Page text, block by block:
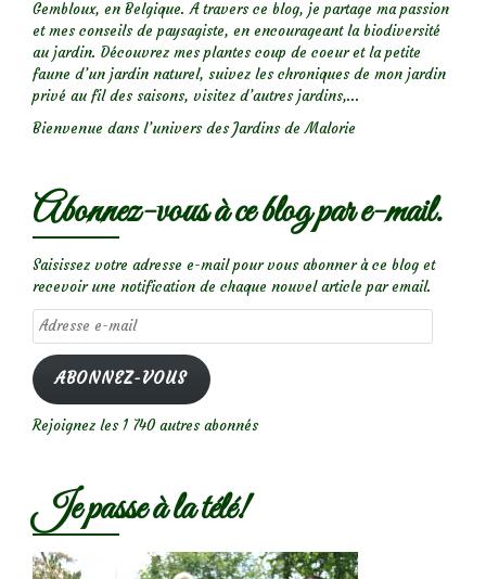
Gembloux, en Belgique. A travers ce blog, je partage ma passion
et mes conseils de paysagiste, en encourageant la biodiversité
au jardin. Découvrez mes plantes coup de coeur et la petite
faune d’un jardin naturel, suivez les chroniques de mon jardin
privé au fil des saisons, visitez d’autres jardins,...
Bienvenue dans l’univers des Jardins de Malorie
Abonnez-vous à ce blog par e-mail.
Saisissez votre adresse e-mail pour vous abonner à ce blog et
recevoir une notification de chaque nouvel article par email.
Adresse
e-
mail
ABONNEZ-VOUS
Rejoignez les 1 740 autres abonnés
Je passe à la télé!